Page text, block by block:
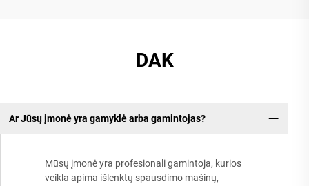
DAK
Ar Jūsų įmonė yra gamyklė arba gamintojas?
Mūsų įmonė yra profesionali gamintoja, kurios
veikla apima išlenktų spausdimo mašinų,